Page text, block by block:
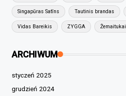
Singapūras Satīns Tautinis brandas
Vidas Bareikis ZYGGA Žemaitukai
ARCHIWUM
styczeń 2025
grudzień 2024